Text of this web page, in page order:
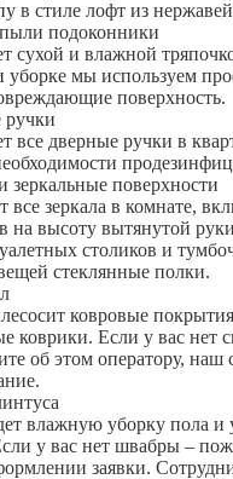
в стиле лофт из
подоконники
сухой и влажной
уборке мы используем
поверхность.
все дверные ручки в
зеркальные поверхности
зеркала в комнате,
на высоту вытянутой
столиков и
стеклянные полки.
ковровые
коврики. Если у вас нет
об этом оператору, наш
влажную уборку пола и
у вас нет швабры –
заявки.